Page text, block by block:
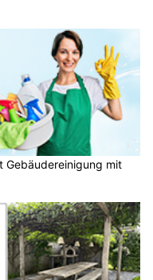
Gebäudereinigung mit